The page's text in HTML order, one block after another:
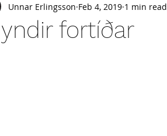
fortíðar
Unnar Erlingsson Feb 4, 2019 1 min read